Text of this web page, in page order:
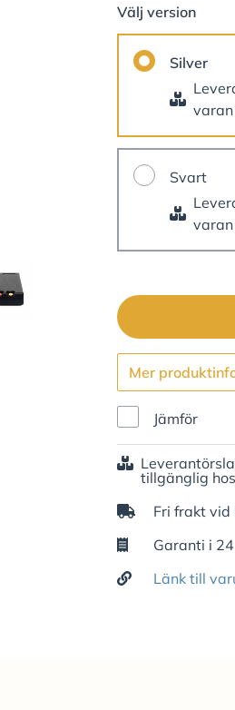
Välj version
Silver
Svart
Mer
Jämför
tillgänglig
Fri frakt vid
Garanti i
Länk till